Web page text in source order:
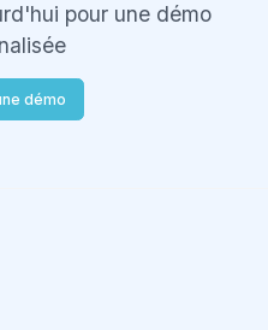
pour une démo
démo